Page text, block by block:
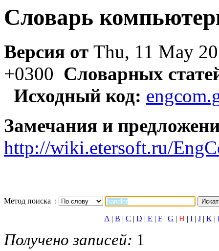
Словарь
Версия от Thu, 11 May
+0300 Словарных
Исходный код:
Замечания и
http://wiki.etersoft.ru/
Метод поиска :
A| B | C | D | E | F | G | H | I | J | K |
Получено записей: 1